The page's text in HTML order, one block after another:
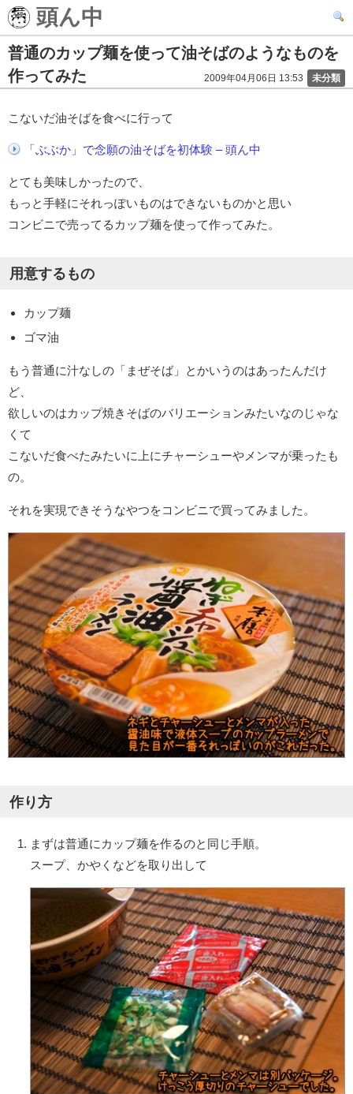
頭ん中
普通のカップ麺を使って油そばのようなものを
作ってみた
2009年04月06日 13:53 未分類
こないだ油そばを食べに行って
「ぶぶか」で念願の油そばを初体験 – 頭ん中
とても美味しかったので、
もっと手軽にそれっぽいものはできないものかと思い
コンビニで売ってるカップ麺を使って作ってみた。
用意するもの
カップ麺
ゴマ油
もう普通に汁なしの「まぜそば」とかいうのはあったんだけ
ど、
欲しいのはカップ焼きそばのバリエーションみたいなのじゃな
くて
こないだ食べたみたいに上にチャーシューやメンマが乗ったも
の。
それを実現できそうなやつをコンビニで買ってみました。
作り方
まずは普通にカップ麺を作るのと同じ手順。
スープ、かやくなどを取り出して